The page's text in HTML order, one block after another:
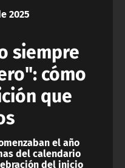
2025
siempre
cómo
que
el año
del calendario
del inicio